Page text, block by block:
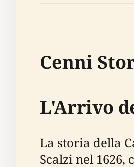
Cenni
L'Arrivo
La storia della
Scalzi nel